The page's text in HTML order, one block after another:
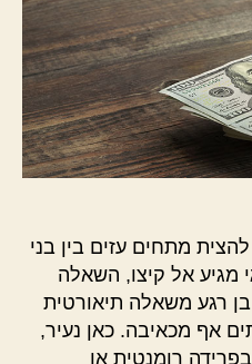
מתחים עזים בין בני
מגיע אל קיצו, השאלה
רגע משאלה תיאורטית
אף מכאיבה. כאן נעיר,
רומנטית או